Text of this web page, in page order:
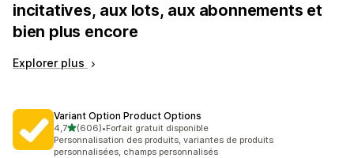
incitatives, aux lots, aux abonnements et
bien plus encore
Explorer plus
Variant Option Product Options
4,7étoile(s) sur 5
(606)
606 avis au total
•Forfait gratuit disponible
Personnalisation des produits, variantes de produits
personnalisées, champs personnalisés